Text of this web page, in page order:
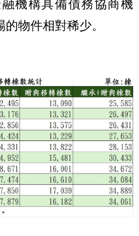
機構具備債務協商機
物件相對稀少。